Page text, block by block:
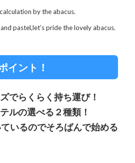
by the abacus.
pastel,let’s pride the lovely abacus.
イント！
らくらく持ち運び！
の選べる２種類！
るのでそろばんで始める